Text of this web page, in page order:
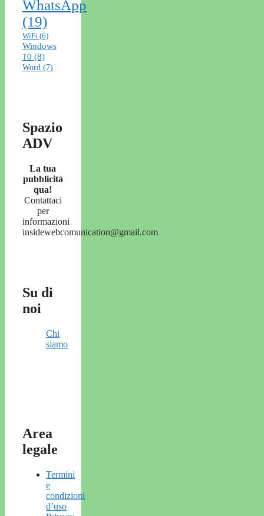
WhatsApp
(19)
WiFi (6)
Windows
10 (8)
Word (7)
Spazio
ADV
La tua
pubblicità
qua!
Contattaci
per
informazioni
insidewebcomunication@gmail.com
Su di
noi
Chi
siamo
Area
legale
Termini
e
condizioni
d’uso